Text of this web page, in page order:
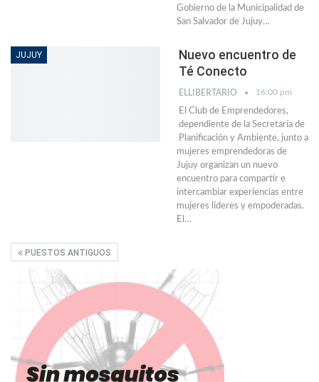
Gobierno de la Municipalidad de
San Salvador de Jujuy…
JUJUY
Nuevo encuentro de
Té Conecto
ELLIBERTARIO 16:00 pm
El Club de Emprendedores,
dependiente de la Secretaría de
Planificación y Ambiente, junto a
mujeres emprendedoras de
Jujuy organizan un nuevo
encuentro para compartir e
intercambiar experiencias entre
mujeres líderes y empoderadas.
El…
PUESTOS ANTIGUOS